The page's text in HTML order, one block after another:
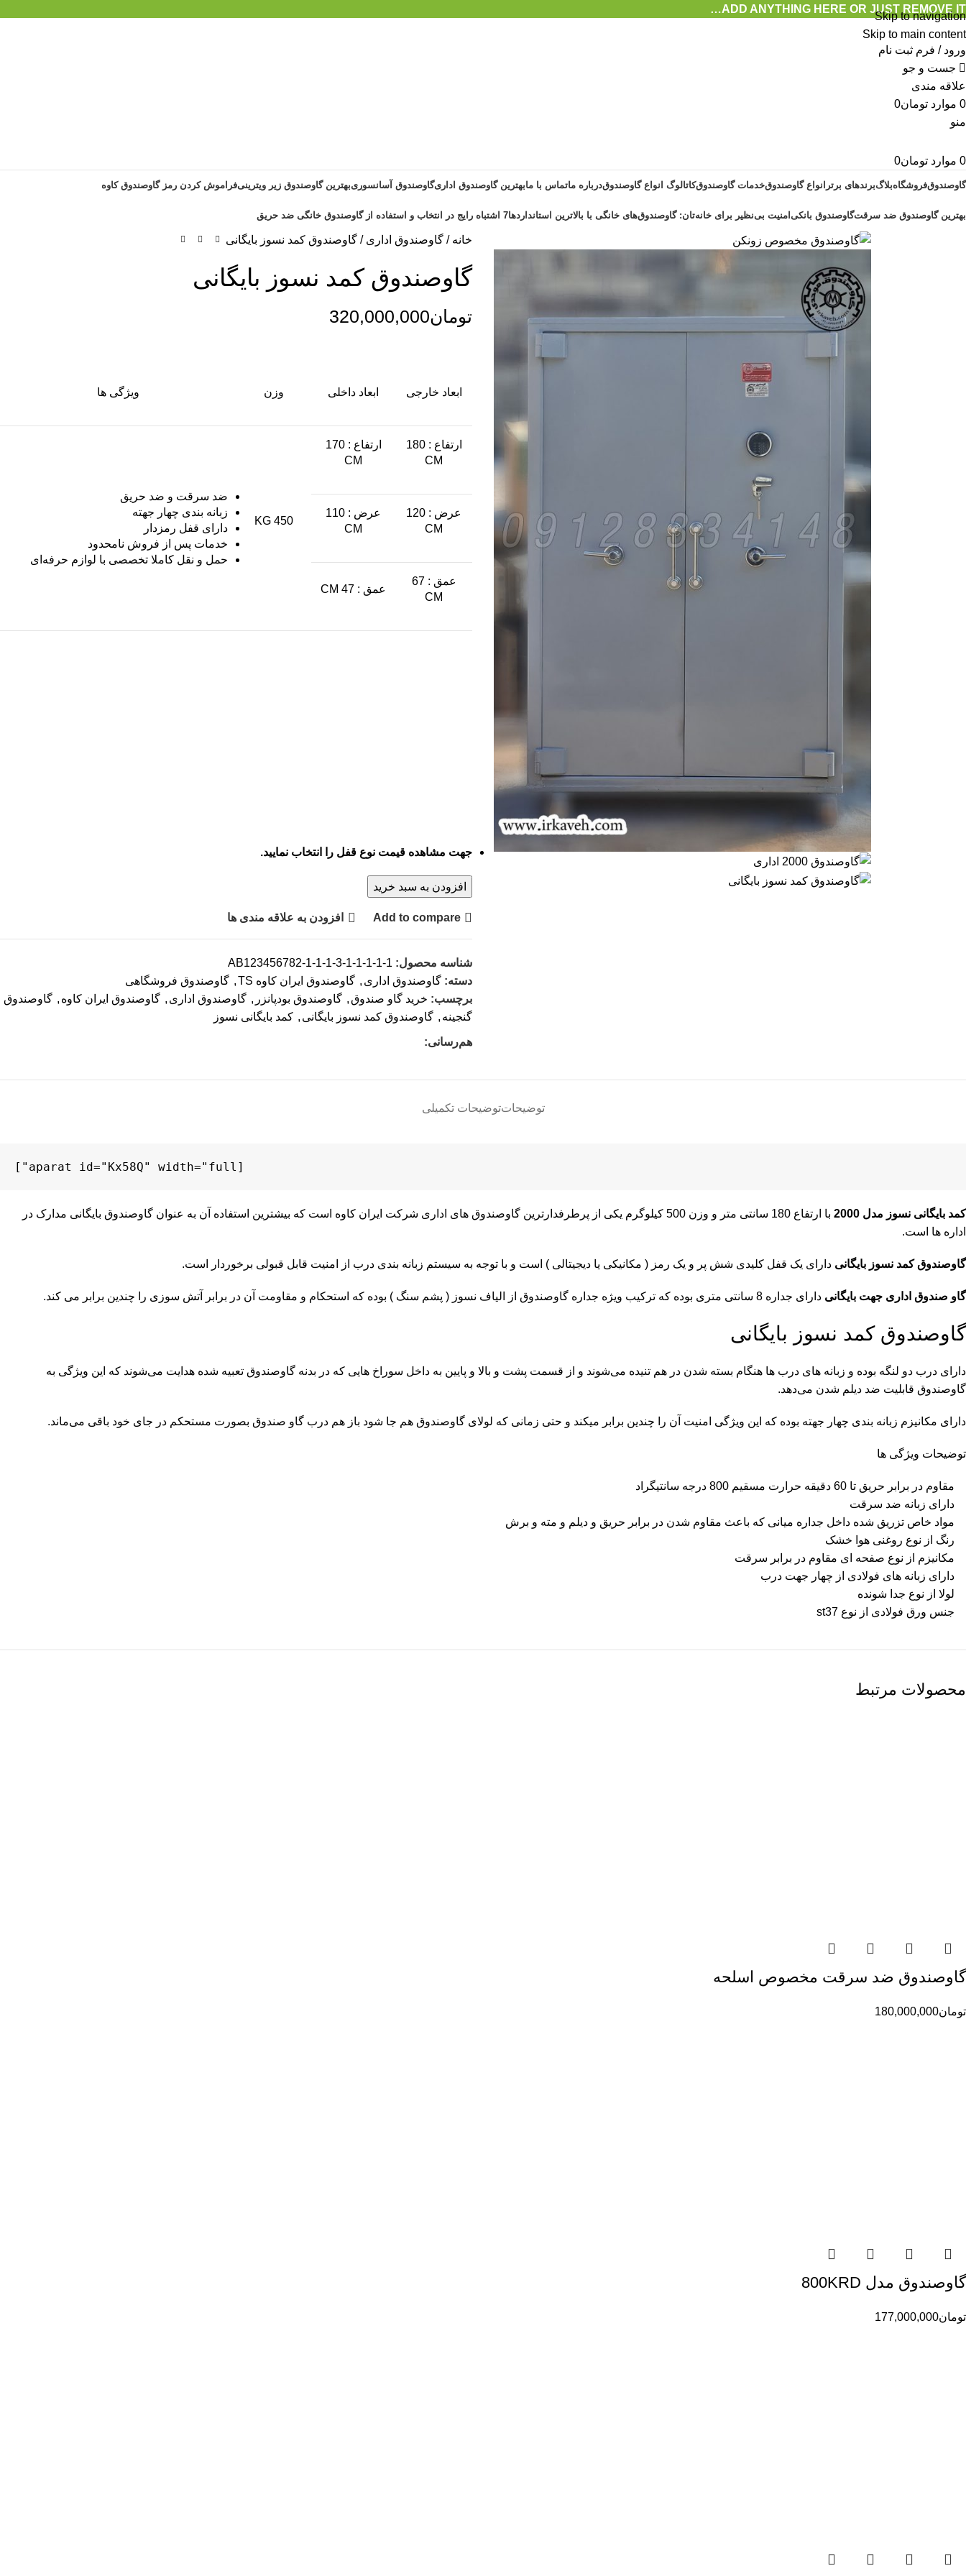
Skip to navigation
Skip to main content
ADD ANYTHING HERE OR JUST REMOVE IT…
ورود / فرم ثبت نام
جست و جو
علاقه مندی
0 موارد تومان0
منو
0 موارد تومان0
گاوصندوقفروشگاهبلاگبرندهای برتر انواع گاوصندوقخدمات گاوصندوقکاتالوگ انواع گاوصندوقدرباره ماتماس با مابهترین گاوصندوق اداریگاوصندوق آسانسوریبهترین گاوصندوق زیر ویترینیفراموش کردن رمز گاوصندوق کاوه
بهترین گاوصندوق ضد سرقتگاوصندوق بانکیامنیت بی‌نظیر برای خانه‌تان: گاوصندوق‌های خانگی با بالاترین استانداردها7 اشتباه رایج در انتخاب و استفاده از گاوصندوق خانگی ضد حریق
خانه گاوصندوق اداری گاوصندوق کمد نسوز بایگانی
گاوصندوق کمد نسوز بایگانی
تومان320,000,000
ابعاد خارجی ابعاد داخلی وزن ویژگی ها
ارتفاع : 180
CM
ارتفاع : 170
CM
450 KG
ضد سرقت و ضد حریق
زبانه بندی چهار جهته
دارای قفل رمزدار
خدمات پس از فروش نامحدود
حمل و نقل کاملا تخصصی با لوازم حرفه‌ای
عرض : 120
CM
عرض : 110
CM
عمق : 67
CM
عمق : 47 CM
جهت مشاهده قیمت نوع قفل را انتخاب نمایید.
افزودن به سبد خرید
Add to compare افزودن به علاقه مندی ها
شناسه محصول: AB123456782-1-1-1-3-1-1-1-1-1
دسته: گاوصندوق اداری , گاوصندوق ایران کاوه TS , گاوصندوق فروشگاهی
برچسب: خرید گاو صندوق , گاوصندوق بودپانزر , گاوصندوق اداری , گاوصندوق ایران کاوه , گاوصندوق
گنجینه , گاوصندوق کمد نسوز بایگانی , کمد بایگانی نسوز
هم‌رسانی:
توضیحاتتوضیحات تکمیلی
[aparat id="Kx58Q" width="full"]
کمد بایگانی نسوز مدل 2000 با ارتفاع 180 سانتی متر و وزن 500 کیلوگرم یکی از پرطرفدارترین گاوصندوق های اداری شرکت ایران کاوه است که بیشترین استفاده آن به عنوان گاوصندوق بایگانی مدارک در
اداره ها است.
گاوصندوق کمد نسوز بایگانی دارای یک قفل کلیدی شش پر و یک رمز ( مکانیکی یا دیجیتالی ) است و با توجه به سیستم زبانه بندی درب از امنیت قابل قبولی برخوردار است.
گاو صندوق اداری جهت بایگانی دارای جداره 8 سانتی متری بوده که ترکیب ویژه جداره گاوصندوق از الیاف نسوز ( پشم سنگ ) بوده که استحکام و مقاومت آن در برابر آتش سوزی را چندین برابر می کند.
گاوصندوق کمد نسوز بایگانی
دارای درب دو لنگه بوده و زبانه های درب ها هنگام بسته شدن در هم تنیده می‌شوند و از قسمت پشت و بالا و پایین به داخل سوراخ هایی که در بدنه گاوصندوق تعبیه شده هدایت می‌شوند که این ویژگی به
گاوصندوق قابلیت ضد دیلم شدن می‌دهد.
دارای مکانیزم زبانه بندی چهار جهته بوده که این ویژگی امنیت آن را چندین برابر میکند و حتی زمانی که لولای گاوصندوق هم جا شود باز هم درب گاو صندوق بصورت مستحکم در جای خود باقی می‌ماند.
توضیحات ویژگی ها
مقاوم در برابر حریق تا 60 دقیقه حرارت مسقیم 800 درجه سانتیگراد
دارای زبانه ضد سرقت
مواد خاص تزریق شده داخل جداره میانی که باعث مقاوم شدن در برابر حریق و دیلم و مته و برش
رنگ از نوع روغنی هوا خشک
مکانیزم از نوع صفحه ای مقاوم در برابر سرقت
دارای زبانه های فولادی از چهار جهت درب
لولا از نوع جدا شونده
جنس ورق فولادی از نوع st37
محصولات مرتبط
گاوصندوق ضد سرقت مخصوص اسلحه
تومان180,000,000
گاوصندوق مدل 800KRD
تومان177,000,000